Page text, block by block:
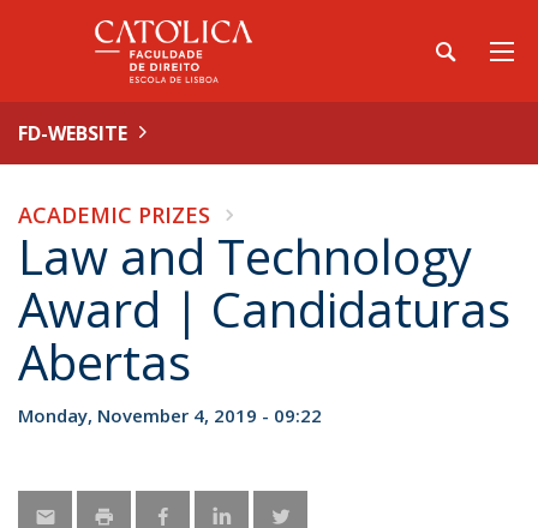
FD-WEBSITE
ACADEMIC PRIZES
Law and Technology
Award | Candidaturas
Abertas
Monday, November 4, 2019 - 09:22